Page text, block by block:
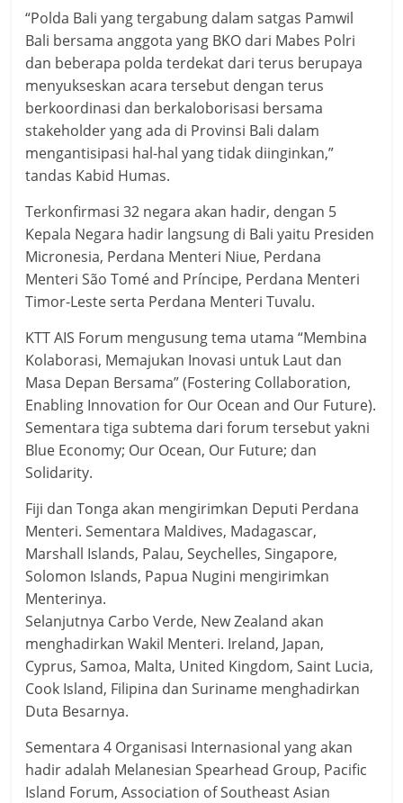
“Polda Bali yang tergabung dalam satgas Pamwil
Bali bersama anggota yang BKO dari Mabes Polri
dan beberapa polda terdekat dari terus berupaya
menyukseskan acara tersebut dengan terus
berkoordinasi dan berkaloborisasi bersama
stakeholder yang ada di Provinsi Bali dalam
mengantisipasi hal-hal yang tidak diinginkan,”
tandas Kabid Humas.
Terkonfirmasi 32 negara akan hadir, dengan 5
Kepala Negara hadir langsung di Bali yaitu Presiden
Micronesia, Perdana Menteri Niue, Perdana
Menteri São Tomé and Príncipe, Perdana Menteri
Timor-Leste serta Perdana Menteri Tuvalu.
KTT AIS Forum mengusung tema utama “Membina
Kolaborasi, Memajukan Inovasi untuk Laut dan
Masa Depan Bersama” (Fostering Collaboration,
Enabling Innovation for Our Ocean and Our Future).
Sementara tiga subtema dari forum tersebut yakni
Blue Economy; Our Ocean, Our Future; dan
Solidarity.
Fiji dan Tonga akan mengirimkan Deputi Perdana
Menteri. Sementara Maldives, Madagascar,
Marshall Islands, Palau, Seychelles, Singapore,
Solomon Islands, Papua Nugini mengirimkan
Menterinya.
Selanjutnya Carbo Verde, New Zealand akan
menghadirkan Wakil Menteri. Ireland, Japan,
Cyprus, Samoa, Malta, United Kingdom, Saint Lucia,
Cook Island, Filipina dan Suriname menghadirkan
Duta Besarnya.
Sementara 4 Organisasi Internasional yang akan
hadir adalah Melanesian Spearhead Group, Pacific
Island Forum, Association of Southeast Asian